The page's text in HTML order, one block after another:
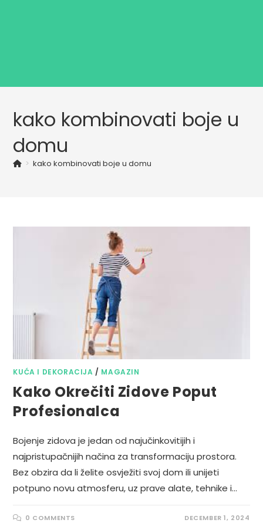
kako kombinovati boje u
domu
> kako kombinovati boje u domu
KUĆA I DEKORACIJA / MAGAZIN
Kako Okrečiti Zidove Poput
Profesionalca
Bojenje zidova je jedan od najučinkovitijih i
najpristupačnijih načina za transformaciju prostora.
Bez obzira da li želite osvježiti svoj dom ili unijeti
potpuno novu atmosferu, uz prave alate, tehnike i…
0 COMMENTS DECEMBER 1, 2024